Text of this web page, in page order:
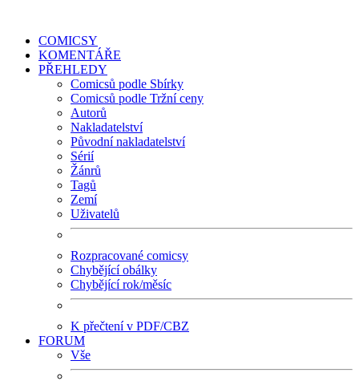
COMICSY
KOMENTÁŘE
PŘEHLEDY
Comicsů podle Sbírky
Comicsů podle Tržní ceny
Autorů
Nakladatelství
Původní nakladatelství
Sérií
Žánrů
Tagů
Zemí
Uživatelů
Rozpracované comicsy
Chybějící obálky
Chybějící rok/měsíc
K přečtení v PDF/CBZ
FORUM
Vše